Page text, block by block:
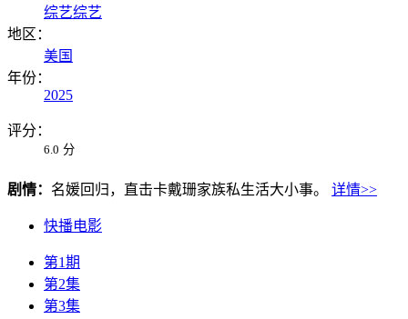
综艺综艺
地区：
美国
年份：
2025
评分：
6.0 分
剧情： 名媛回归，直击卡戴珊家族私生活大小事。 详情>>
快播电影
第1期
第2集
第3集